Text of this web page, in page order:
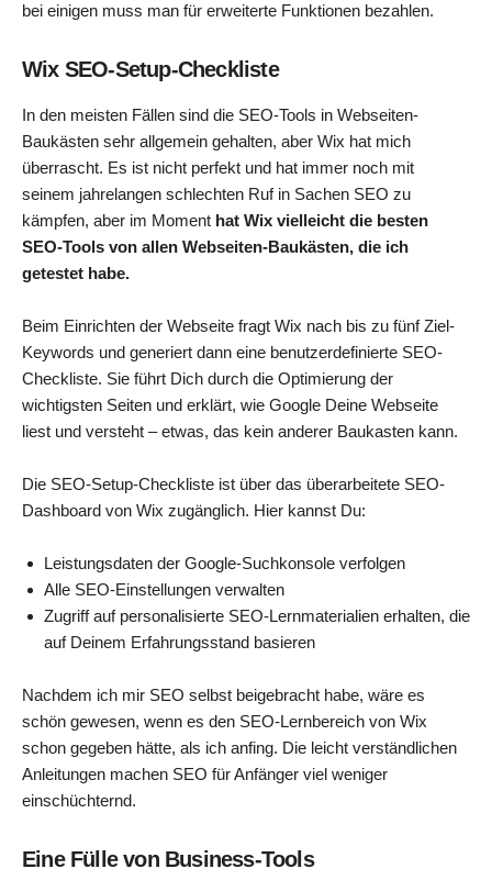
bei einigen muss man für erweiterte Funktionen bezahlen.
Wix SEO-Setup-Checkliste
In den meisten Fällen sind die SEO-Tools in Webseiten-
Baukästen sehr allgemein gehalten, aber Wix hat mich
überrascht. Es ist nicht perfekt und hat immer noch mit
seinem jahrelangen schlechten Ruf in Sachen SEO zu
kämpfen, aber im Moment hat Wix vielleicht die besten
SEO-Tools von allen Webseiten-Baukästen, die ich
getestet habe.
Beim Einrichten der Webseite fragt Wix nach bis zu fünf Ziel-
Keywords und generiert dann eine benutzerdefinierte SEO-
Checkliste. Sie führt Dich durch die Optimierung der
wichtigsten Seiten und erklärt, wie Google Deine Webseite
liest und versteht – etwas, das kein anderer Baukasten kann.
Die SEO-Setup-Checkliste ist über das überarbeitete SEO-
Dashboard von Wix zugänglich. Hier kannst Du:
Leistungsdaten der Google-Suchkonsole verfolgen
Alle SEO-Einstellungen verwalten
Zugriff auf personalisierte SEO-Lernmaterialien erhalten, die
auf Deinem Erfahrungsstand basieren
Nachdem ich mir SEO selbst beigebracht habe, wäre es
schön gewesen, wenn es den SEO-Lernbereich von Wix
schon gegeben hätte, als ich anfing. Die leicht verständlichen
Anleitungen machen SEO für Anfänger viel weniger
einschüchternd.
Eine Fülle von Business-Tools